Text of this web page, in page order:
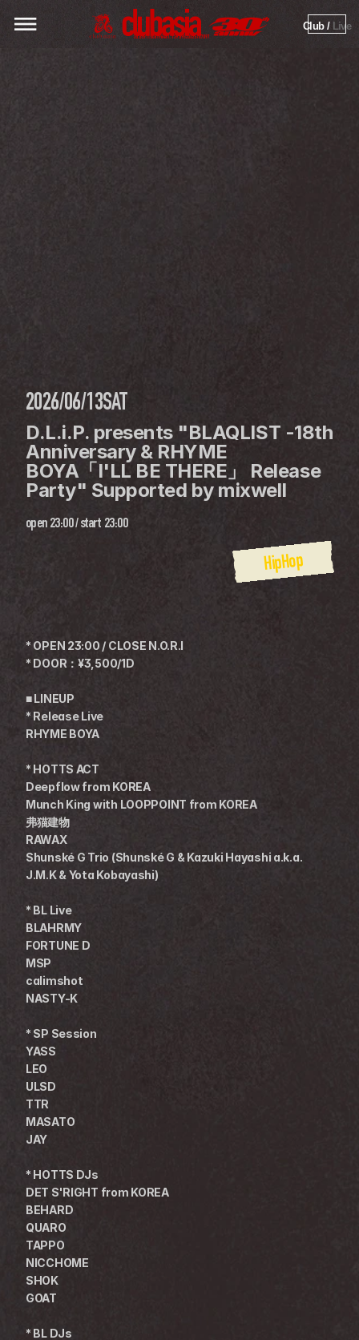
Club / Live
2026/06/13SAT
D.L.i.P. presents "BLAQLIST -18th
Anniversary & RHYME
BOYA「I'LL BE THERE」 Release
Party" Supported by mixwell
open 23:00 / start 23:00
HipHop
* OPEN 23:00 / CLOSE N.O.R.I
* DOOR：¥3,500/1D
■ LINEUP
* Release Live
RHYME BOYA
* HOTTS ACT
Deepflow from KOREA
Munch King with LOOPPOINT from KOREA
弗猫建物
RAWAX
Shunské G Trio (Shunské G & Kazuki Hayashi a.k.a.
J.M.K & Yota Kobayashi)
* BL Live
BLAHRMY
FORTUNE D
MSP
calimshot
NASTY-K
* SP Session
YASS
LEO
ULSD
TTR
MASATO
JAY
* HOTTS DJs
DET S'RIGHT from KOREA
BEHARD
QUARO
TAPPO
NICCHOME
SHOK
GOAT
* BL DJs